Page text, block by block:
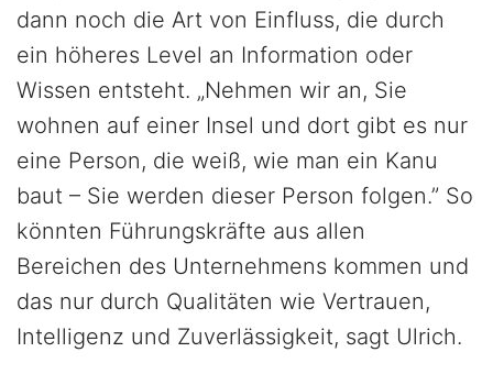
dann noch die Art von Einfluss, die durch
ein höheres Level an Information oder
Wissen entsteht. „Nehmen wir an, Sie
wohnen auf einer Insel und dort gibt es nur
eine Person, die weiß, wie man ein Kanu
baut – Sie werden dieser Person folgen.” So
könnten Führungskräfte aus allen
Bereichen des Unternehmens kommen und
das nur durch Qualitäten wie Vertrauen,
Intelligenz und Zuverlässigkeit, sagt Ulrich.